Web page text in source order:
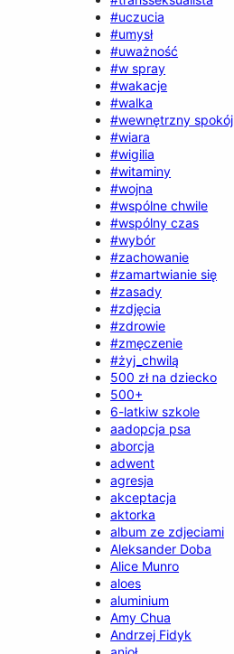
#uczucia
#umysł
#uważność
#w spray
#wakacje
#walka
#wewnętrzny spokój
#wiara
#wigilia
#witaminy
#wojna
#wspólne chwile
#wspólny czas
#wybór
#zachowanie
#zamartwianie się
#zasady
#zdjęcia
#zdrowie
#zmęczenie
#żyj_chwilą
500 zł na dziecko
500+
6-latkiw szkole
aadopcja psa
aborcja
adwent
agresja
akceptacja
aktorka
album ze zdjeciami
Aleksander Doba
Alice Munro
aloes
aluminium
Amy Chua
Andrzej Fidyk